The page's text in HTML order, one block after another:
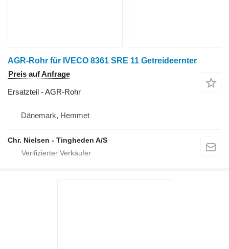
AGR-Rohr für IVECO 8361 SRE 11 Getreideernter
Preis auf Anfrage
Ersatzteil - AGR-Rohr
Dänemark, Hemmet
Chr. Nielsen - Tingheden A/S